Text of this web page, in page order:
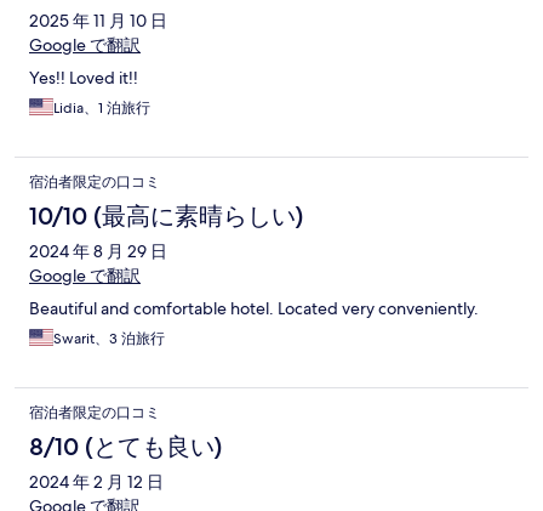
2025 年 11 月 10 日
Google で翻訳
Yes!! Loved it!!
Lidia、1 泊旅行
宿泊者限定の口コミ
10/10 (最高に素晴らしい)
2024 年 8 月 29 日
Google で翻訳
Beautiful and comfortable hotel. Located very conveniently.
Swarit、3 泊旅行
宿泊者限定の口コミ
8/10 (とても良い)
2024 年 2 月 12 日
Google で翻訳